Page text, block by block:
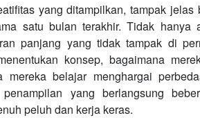
yang ditampilkan, tampak
satu bulan terakhir. Tidak hanya
panjang yang tidak tampak di
konsep, bagaimana
mereka belajar menghargai
penampilan yang berlangsung
peluh dan kerja keras.